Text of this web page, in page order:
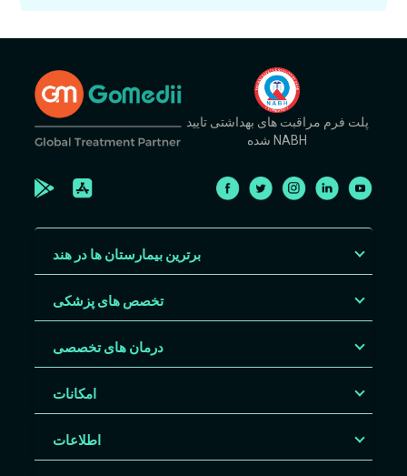
پلت فرم مراقبت های بهداشتی تایید
شده NABH
برترین بیمارستان ها در هند
تخصص های پزشکی
درمان های تخصصی
امکانات
اطلاعات